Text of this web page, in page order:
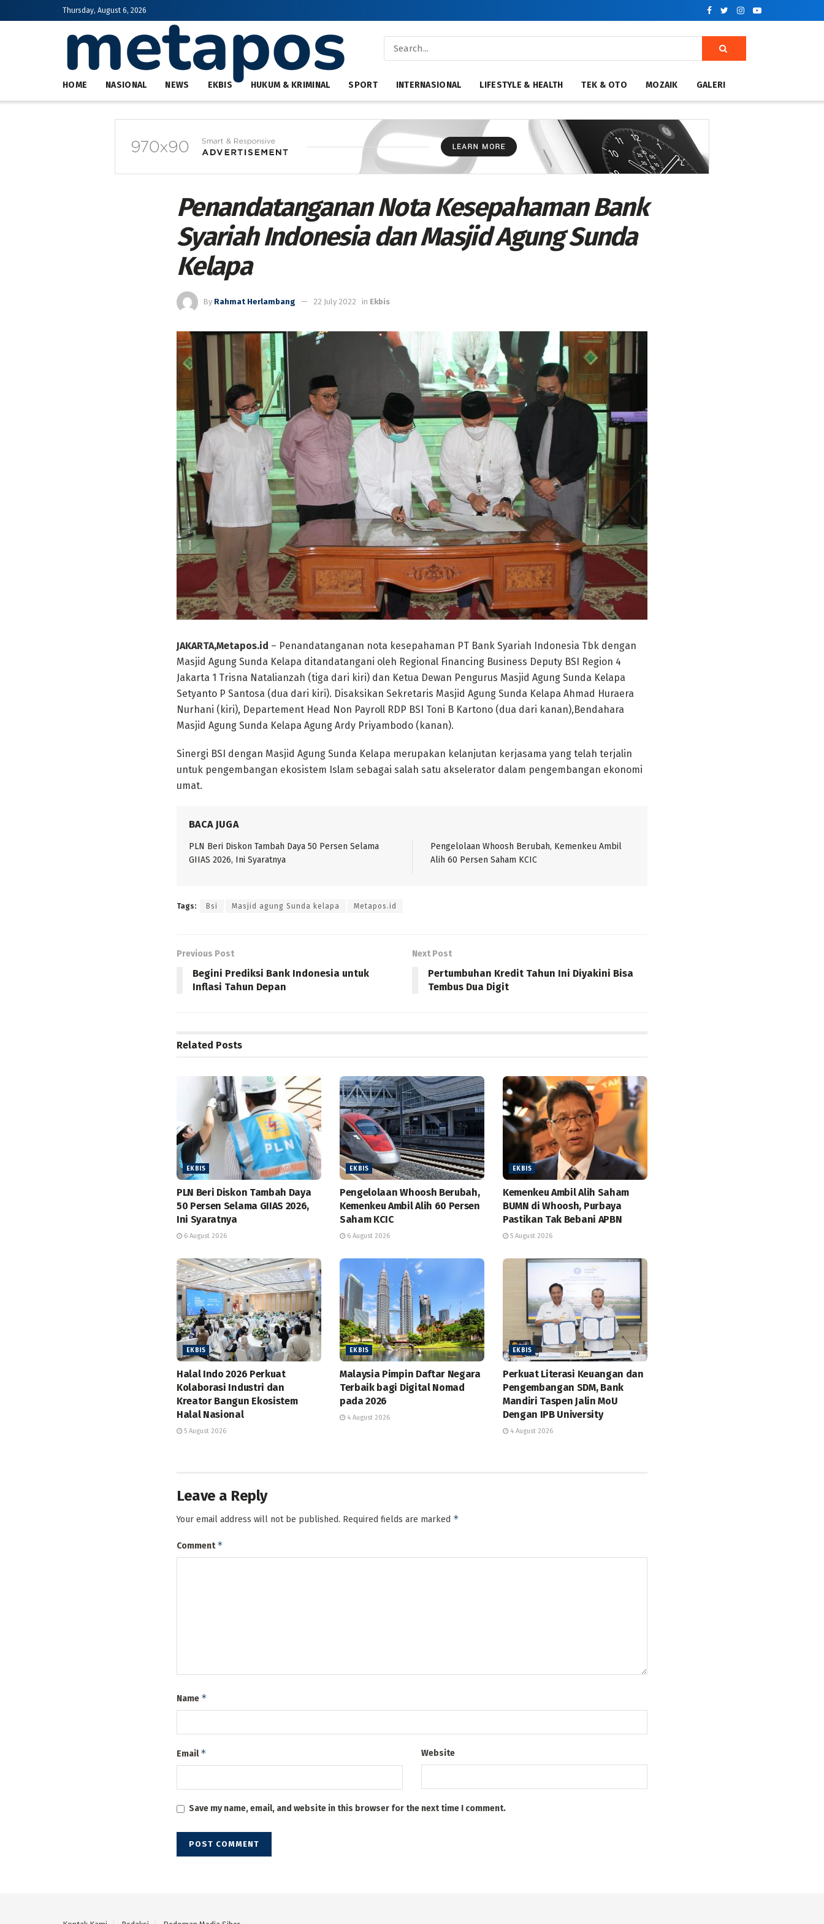
Thursday, August 6, 2026
HOME NASIONAL NEWS EKBIS HUKUM & KRIMINAL SPORT INTERNASIONAL LIFESTYLE & HEALTH TEK & OTO MOZAIK GALERI
Penandatanganan Nota Kesepahaman Bank
Syariah Indonesia dan Masjid Agung Sunda
Kelapa
By Rahmat Herlambang 22 July 2022 in Ekbis
JAKARTA,Metapos.id – Penandatanganan nota kesepahaman PT Bank Syariah Indonesia Tbk dengan
Masjid Agung Sunda Kelapa ditandatangani oleh Regional Financing Business Deputy BSI Region 4
Jakarta 1 Trisna Natalianzah (tiga dari kiri) dan Ketua Dewan Pengurus Masjid Agung Sunda Kelapa
Setyanto P Santosa (dua dari kiri). Disaksikan Sekretaris Masjid Agung Sunda Kelapa Ahmad Huraera
Nurhani (kiri), Departement Head Non Payroll RDP BSI Toni B Kartono (dua dari kanan),Bendahara
Masjid Agung Sunda Kelapa Agung Ardy Priyambodo (kanan).
Sinergi BSI dengan Masjid Agung Sunda Kelapa merupakan kelanjutan kerjasama yang telah terjalin
untuk pengembangan ekosistem Islam sebagai salah satu akselerator dalam pengembangan ekonomi
umat.
BACA JUGA
PLN Beri Diskon Tambah Daya 50 Persen Selama
GIIAS 2026, Ini Syaratnya
Pengelolaan Whoosh Berubah, Kemenkeu Ambil
Alih 60 Persen Saham KCIC
Tags: Bsi Masjid agung Sunda kelapa Metapos.id
Previous Post
Begini Prediksi Bank Indonesia untuk
Inflasi Tahun Depan
Next Post
Pertumbuhan Kredit Tahun Ini Diyakini Bisa
Tembus Dua Digit
Related Posts
EKBIS
PLN Beri Diskon Tambah Daya
50 Persen Selama GIIAS 2026,
Ini Syaratnya
6 August 2026
EKBIS
Pengelolaan Whoosh Berubah,
Kemenkeu Ambil Alih 60 Persen
Saham KCIC
6 August 2026
EKBIS
Kemenkeu Ambil Alih Saham
BUMN di Whoosh, Purbaya
Pastikan Tak Bebani APBN
5 August 2026
EKBIS
Halal Indo 2026 Perkuat
Kolaborasi Industri dan
Kreator Bangun Ekosistem
Halal Nasional
5 August 2026
EKBIS
Malaysia Pimpin Daftar Negara
Terbaik bagi Digital Nomad
pada 2026
4 August 2026
EKBIS
Perkuat Literasi Keuangan dan
Pengembangan SDM, Bank
Mandiri Taspen Jalin MoU
Dengan IPB University
4 August 2026
Leave a Reply
Your email address will not be published. Required fields are marked *
Comment*
Name *
Email* Website
Save my name, email, and website in this browser for the next time I comment.